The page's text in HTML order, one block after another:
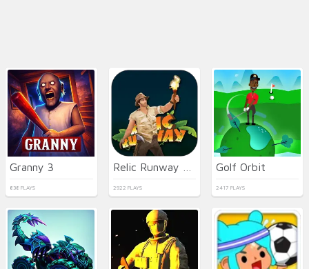
Granny 3
838 PLAYS 2922 PLAYS
Golf Orbit
2417 PLAYS